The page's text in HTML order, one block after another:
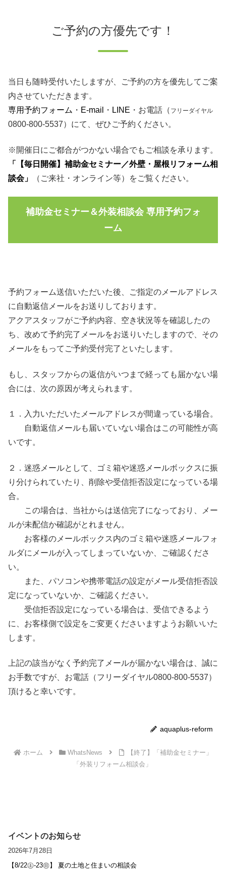
ご予約の方優先です！
当日も随時受付いたしますが、ご予約の方を優先してご案
内させていただきます。
専用予約フォーム ・ E-mail ・ LINE ・お電話（ フリーダイヤル
0800-800-5537）にて、ぜひご予約ください。
※開催日にご都合がつかない場合でもご相談を承ります。
「【毎日開催】補助金セミナー／外壁・屋根リフォーム相
談会」
（ご来社・オンライン等）をご覧ください。
補助金セミナー＆外装相談会 専用予約フォ
ーム
予約フォーム送信いただいた後、ご指定のメールアドレス
に自動返信メールをお送りしております。
アクアスタッフがご予約内容、空き状況等を確認したの
ち、改めて予約完了メールをお送りいたしますので、その
メールをもってご予約受付完了といたします。
もし、スタッフからの返信がいつまで経っても届かない場
合には、次の原因が考えられます。
１．入力いただいたメールアドレスが間違っている場合。
自動返信メールも届いていない場合はこの可能性が高
いです。
２．迷惑メールとして、ゴミ箱や迷惑メールボックスに振
り分けられていたり、削除や受信拒否設定になっている場
合。
この場合は、当社からは送信完了になっており、メー
ルが未配信か確認がとれません。
お客様のメールボックス内のゴミ箱や迷惑メールフォ
ルダにメールが入ってしまっていないか、ご確認くださ
い。
また、パソコンや携帯電話の設定がメール受信拒否設
定になっていないか、ご確認ください。
受信拒否設定になっている場合は、受信できるよう
に、お客様側で設定をご変更くださいますようお願いいた
します。
上記の該当がなく予約完了メールが届かない場合は、誠に
お手数ですが、お電話（フリーダイヤル0800-800-5537）
頂けると幸いです。
aquaplus-reform
ホーム WhatsNews
【終了】「補助金セミナー」
「外装リフォーム相談会」
イベントのお知らせ
2026年7月28日
【8/22㊏-23㊐】 夏の土地と住まいの相談会